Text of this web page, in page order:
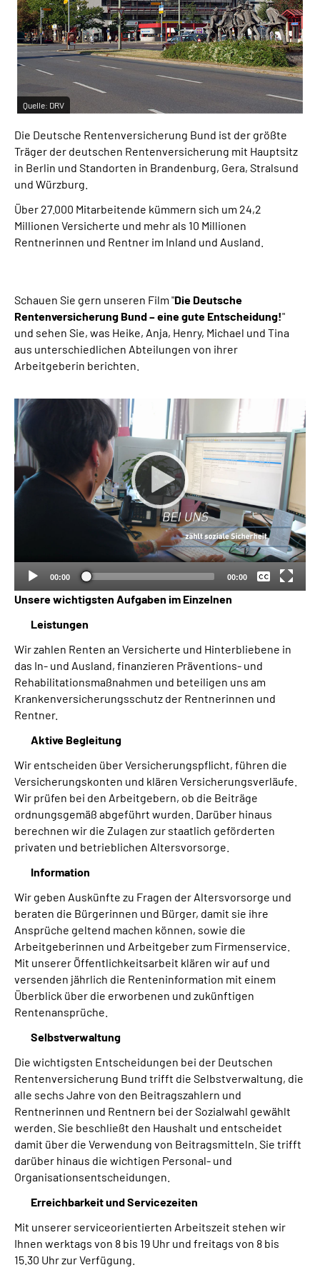
Inhalte in Gebärdensprache (DGS)
Leichte Sprache
Suche
Mein Kundenportal
Quelle: DRV
Die Deutsche Rentenversicherung Bund ist der größte
Träger der deutschen Rentenversicherung mit Hauptsitz
in Berlin und Standorten in Brandenburg, Gera, Stralsund
und Würzburg.
Über 27.000 Mitarbeitende kümmern sich um 24,2
Millionen Versicherte und mehr als 10 Millionen
Rentnerinnen und Rentner im Inland und Ausland.
Schauen Sie gern unseren Film "Die Deutsche
Rentenversicherung Bund – eine gute Entscheidung!"
und sehen Sie, was Heike, Anja, Henry, Michael und Tina
aus unterschiedlichen Abteilungen von ihrer
Arbeitgeberin berichten.
00:00 00:00
Keine
Deutsch
Unsere wichtigsten Aufgaben im Einzelnen
Leistungen
Wir zahlen Renten an Versicherte und Hinterbliebene in
das In- und Ausland, finanzieren Präventions- und
Rehabilitationsmaßnahmen und beteiligen uns am
Krankenversicherungsschutz der Rentnerinnen und
Rentner.
Aktive Begleitung
Wir entscheiden über Versicherungspflicht, führen die
Versicherungskonten und klären Versicherungsverläufe.
Wir prüfen bei den Arbeitgebern, ob die Beiträge
ordnungsgemäß abgeführt wurden. Darüber hinaus
berechnen wir die Zulagen zur staatlich geförderten
privaten und betrieblichen Altersvorsorge.
Information
Wir geben Auskünfte zu Fragen der Altersvorsorge und
beraten die Bürgerinnen und Bürger, damit sie ihre
Ansprüche geltend machen können, sowie die
Arbeitgeberinnen und Arbeitgeber zum Firmenservice.
Mit unserer Öffentlichkeitsarbeit klären wir auf und
versenden jährlich die Renteninformation mit einem
Überblick über die erworbenen und zukünftigen
Rentenansprüche.
Selbstverwaltung
Die wichtigsten Entscheidungen bei der Deutschen
Rentenversicherung Bund trifft die Selbstverwaltung, die
alle sechs Jahre von den Beitragszahlern und
Rentnerinnen und Rentnern bei der Sozialwahl gewählt
werden. Sie beschließt den Haushalt und entscheidet
damit über die Verwendung von Beitragsmitteln. Sie trifft
darüber hinaus die wichtigen Personal- und
Organisationsentscheidungen.
Erreichbarkeit und Servicezeiten
Mit unserer serviceorientierten Arbeitszeit stehen wir
Ihnen werktags von 8 bis 19 Uhr und freitags von 8 bis
15.30 Uhr zur Verfügung.